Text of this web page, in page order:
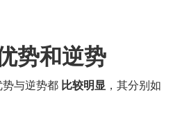
势和逆势
与逆势都 比较明显 ，其分别如